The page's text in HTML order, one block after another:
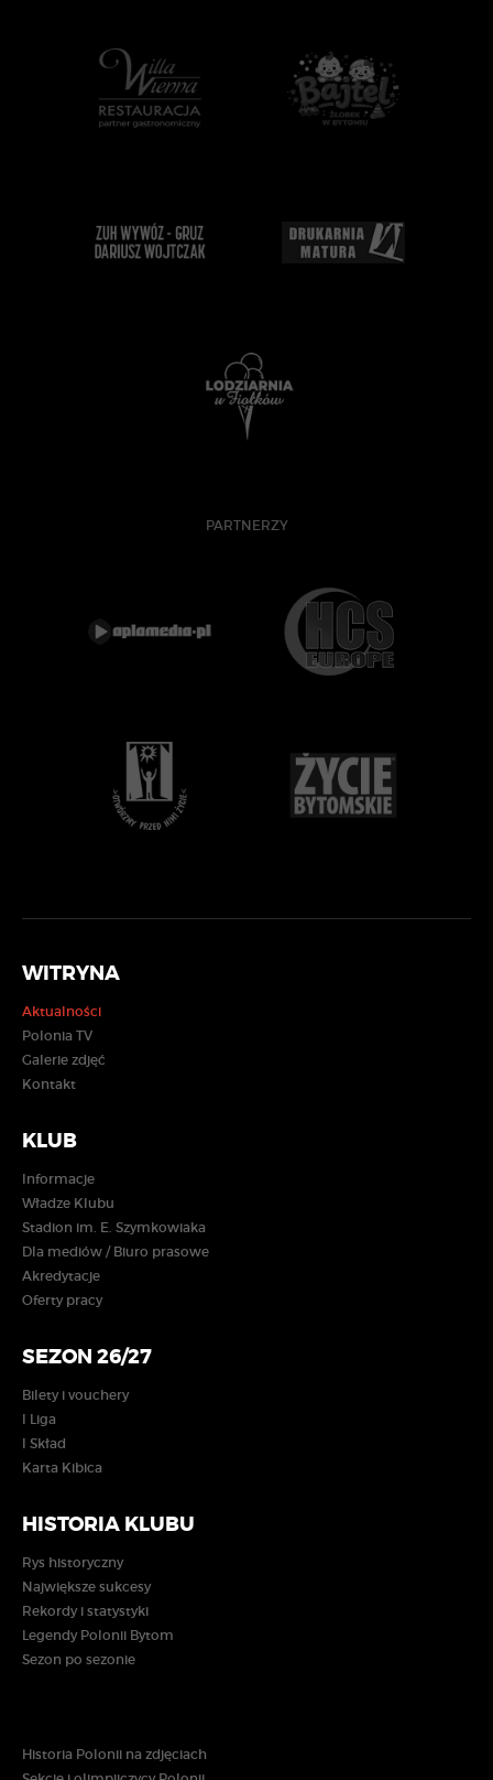
PARTNERZY
WITRYNA
Aktualności
Polonia TV
Galerie zdjęć
Kontakt
KLUB
Informacje
Władze Klubu
Stadion im. E. Szymkowiaka
Dla mediów / Biuro prasowe
Akredytacje
Oferty pracy
SEZON 26/27
Bilety i vouchery
I Liga
I Skład
Karta Kibica
HISTORIA KLUBU
Rys historyczny
Największe sukcesy
Rekordy i statystyki
Legendy Polonii Bytom
Sezon po sezonie
Historia Polonii na zdjęciach